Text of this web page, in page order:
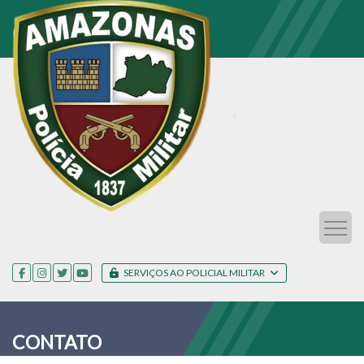
SERVIÇOS AO POLICIAL MILITAR
CONTATO